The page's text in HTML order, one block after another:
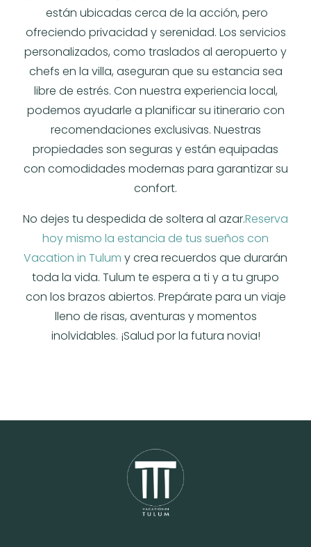
están ubicadas cerca de la acción, pero
ofreciendo privacidad y serenidad. Los servicios
personalizados, como traslados al aeropuerto y
chefs en la villa, aseguran que su estancia sea
libre de estrés. Con nuestra experiencia local,
podemos ayudarle a planificar su itinerario con
recomendaciones exclusivas. Nuestras
propiedades son seguras y están equipadas
con comodidades modernas para garantizar su
confort.
No dejes tu despedida de soltera al azar.Reserva
hoy mismo la estancia de tus sueños con
Vacation in Tulum y crea recuerdos que durarán
toda la vida. Tulum te espera a ti y a tu grupo
con los brazos abiertos. Prepárate para un viaje
lleno de risas, aventuras y momentos
inolvidables. ¡Salud por la futura novia!